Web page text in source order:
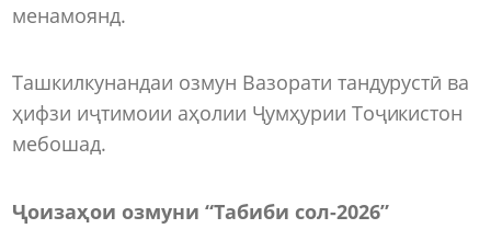
менамоянд.
Ташкилкунандаи озмун Вазорати тандурустӣ ва
ҳифзи иҷтимоии аҳолии Ҷумҳурии Тоҷикистон
мебошад.
Ҷоизаҳои озмуни “Табиби сол-2026”